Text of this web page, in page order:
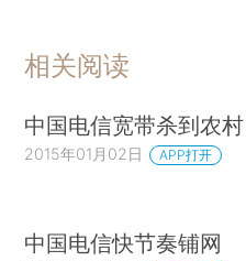
相关阅读
中国电信宽带杀到农村
2015年01月02日 APP打开
中国电信快节奏铺网